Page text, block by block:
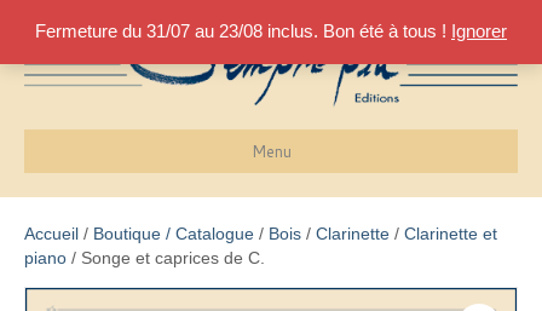
Fermeture du 31/07 au 23/08 inclus. Bon été à tous ! Ignorer
Menu
Accueil / Boutique / Catalogue / Bois / Clarinette / Clarinette et
piano / Songe et caprices de C.